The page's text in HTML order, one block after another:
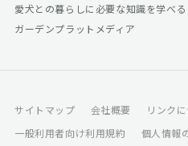
愛犬との暮らしに必要な知識を学べる
ガーデンプラットメディア
サイトマップ 会社概要
リンク
一般利用者向け利用規約
個人情報